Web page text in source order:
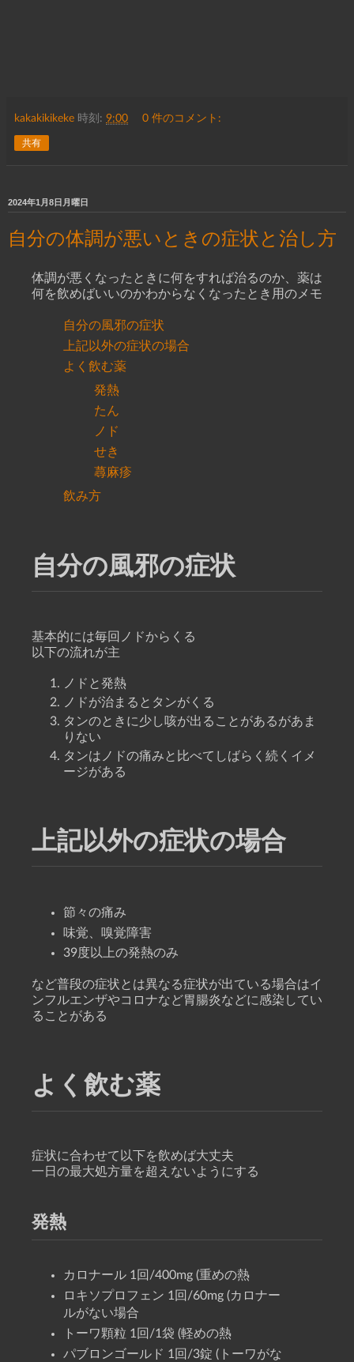
kakakikikeke 時刻: 9:00 0 件のコメント:
共有
2024年1月8日月曜日
自分の体調が悪いときの症状と治し方
体調が悪くなったときに何をすれば治るのか、薬は
何を飲めばいいのかわからなくなったとき用のメモ
自分の風邪の症状
上記以外の症状の場合
よく飲む薬
発熱
たん
ノド
せき
蕁麻疹
飲み方
自分の風邪の症状
基本的には毎回ノドからくる
以下の流れが主
ノドと発熱
ノドが治まるとタンがくる
タンのときに少し咳が出ることがあるがあま
りない
タンはノドの痛みと比べてしばらく続くイメ
ージがある
上記以外の症状の場合
節々の痛み
味覚、嗅覚障害
39度以上の発熱のみ
など普段の症状とは異なる症状が出ている場合はイ
ンフルエンザやコロナなど胃腸炎などに感染してい
ることがある
よく飲む薬
症状に合わせて以下を飲めば大丈夫
一日の最大処方量を超えないようにする
発熱
カロナール 1回/400mg (重めの熱
ロキソプロフェン 1回/60mg (カロナー
ルがない場合
トーワ顆粒 1回/1袋 (軽めの熱
パブロンゴールド 1回/3錠 (トーワがな